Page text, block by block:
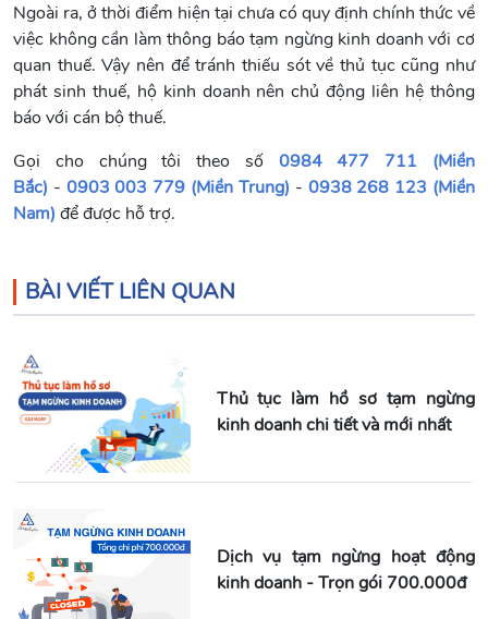
Ngoài ra, ở thời điểm hiện tại chưa có quy định chính thức về
việc không cần làm thông báo tạm ngừng kinh doanh với cơ
quan thuế. Vậy nên để tránh thiếu sót về thủ tục cũng như
phát sinh thuế, hộ kinh doanh nên chủ động liên hệ thông
báo với cán bộ thuế.
Gọi cho chúng tôi theo số 0984 477 711 (Miền
Bắc) - 0903 003 779 (Miền Trung) - 0938 268 123 (Miền
Nam) để được hỗ trợ.
BÀI VIẾT LIÊN QUAN
Thủ tục làm hồ sơ tạm ngừng
kinh doanh chi tiết và mới nhất
Dịch vụ tạm ngừng hoạt động
kinh doanh - Trọn gói 700.000đ